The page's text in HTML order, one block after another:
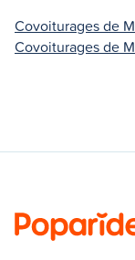
Covoiturages de
Covoiturages de